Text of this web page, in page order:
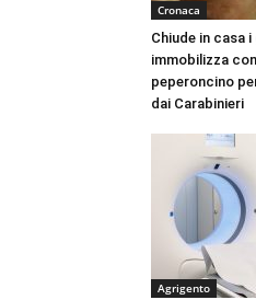
Cronaca
Chiude in casa
immobilizza
peperoncino
dai Carabinieri
Agrigento